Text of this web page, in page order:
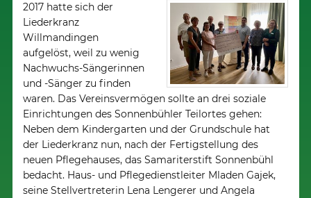
2017 hatte sich der
Liederkranz
Willmandingen
aufgelöst, weil zu wenig
Nachwuchs-Sängerinnen
und -Sänger zu finden
waren. Das Vereinsvermögen sollte an drei soziale
Einrichtungen des Sonnenbühler Teilortes gehen:
Neben dem Kindergarten und der Grundschule hat
der Liederkranz nun, nach der Fertigstellung des
neuen Pflegehauses, das Samariterstift Sonnenbühl
bedacht. Haus- und Pflegedienstleiter Mladen Gajek,
seine Stellvertreterin Lena Lengerer und Angela